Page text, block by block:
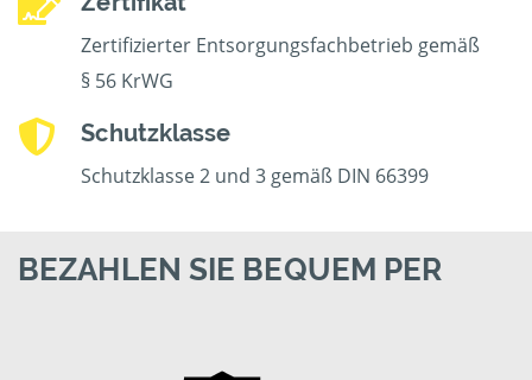
Zertifizierter Entsorgungsfachbetrieb gemäß
§ 56 KrWG
Schutzklasse
Schutzklasse 2 und 3 gemäß DIN 66399
BEZAHLEN SIE BEQUEM PER